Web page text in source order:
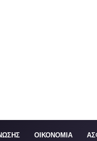
ΟΙΚΟΝΟΜΙΑ